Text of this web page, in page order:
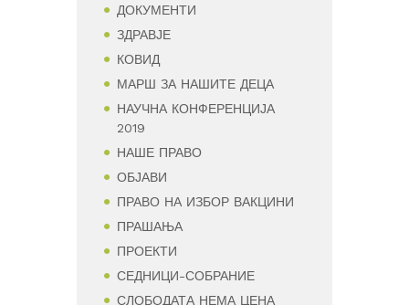
ДОКУМЕНТИ
ЗДРАВЈЕ
КОВИД
МАРШ ЗА НАШИТЕ ДЕЦА
НАУЧНА КОНФЕРЕНЦИЈА
2019
НАШЕ ПРАВО
ОБЈАВИ
ПРАВО НА ИЗБОР ВАКЦИНИ
ПРАШАЊА
ПРОЕКТИ
СЕДНИЦИ-СОБРАНИЕ
СЛОБОДАТА НЕМА ЦЕНА